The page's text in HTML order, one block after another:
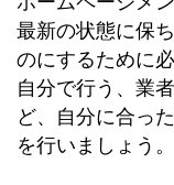
最新の状態に保
のにするために
自分で行う、業
ど、自分に合っ
を行いましょう。